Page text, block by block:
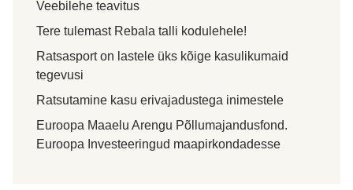
Veebilehe teavitus
Tere tulemast Rebala talli kodulehele!
Ratsasport on lastele üks kõige kasulikumaid
tegevusi
Ratsutamine kasu erivajadustega inimestele
Euroopa Maaelu Arengu Põllumajandusfond.
Euroopa Investeeringud maapirkondadesse